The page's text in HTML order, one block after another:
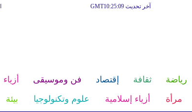
آخر تحديث GMT10:25:09
رياضة ثقافة إقتصاد فن وموسيقى أزياء
مرأة أزياء إسلامية علوم وتكنولوجيا بيئة